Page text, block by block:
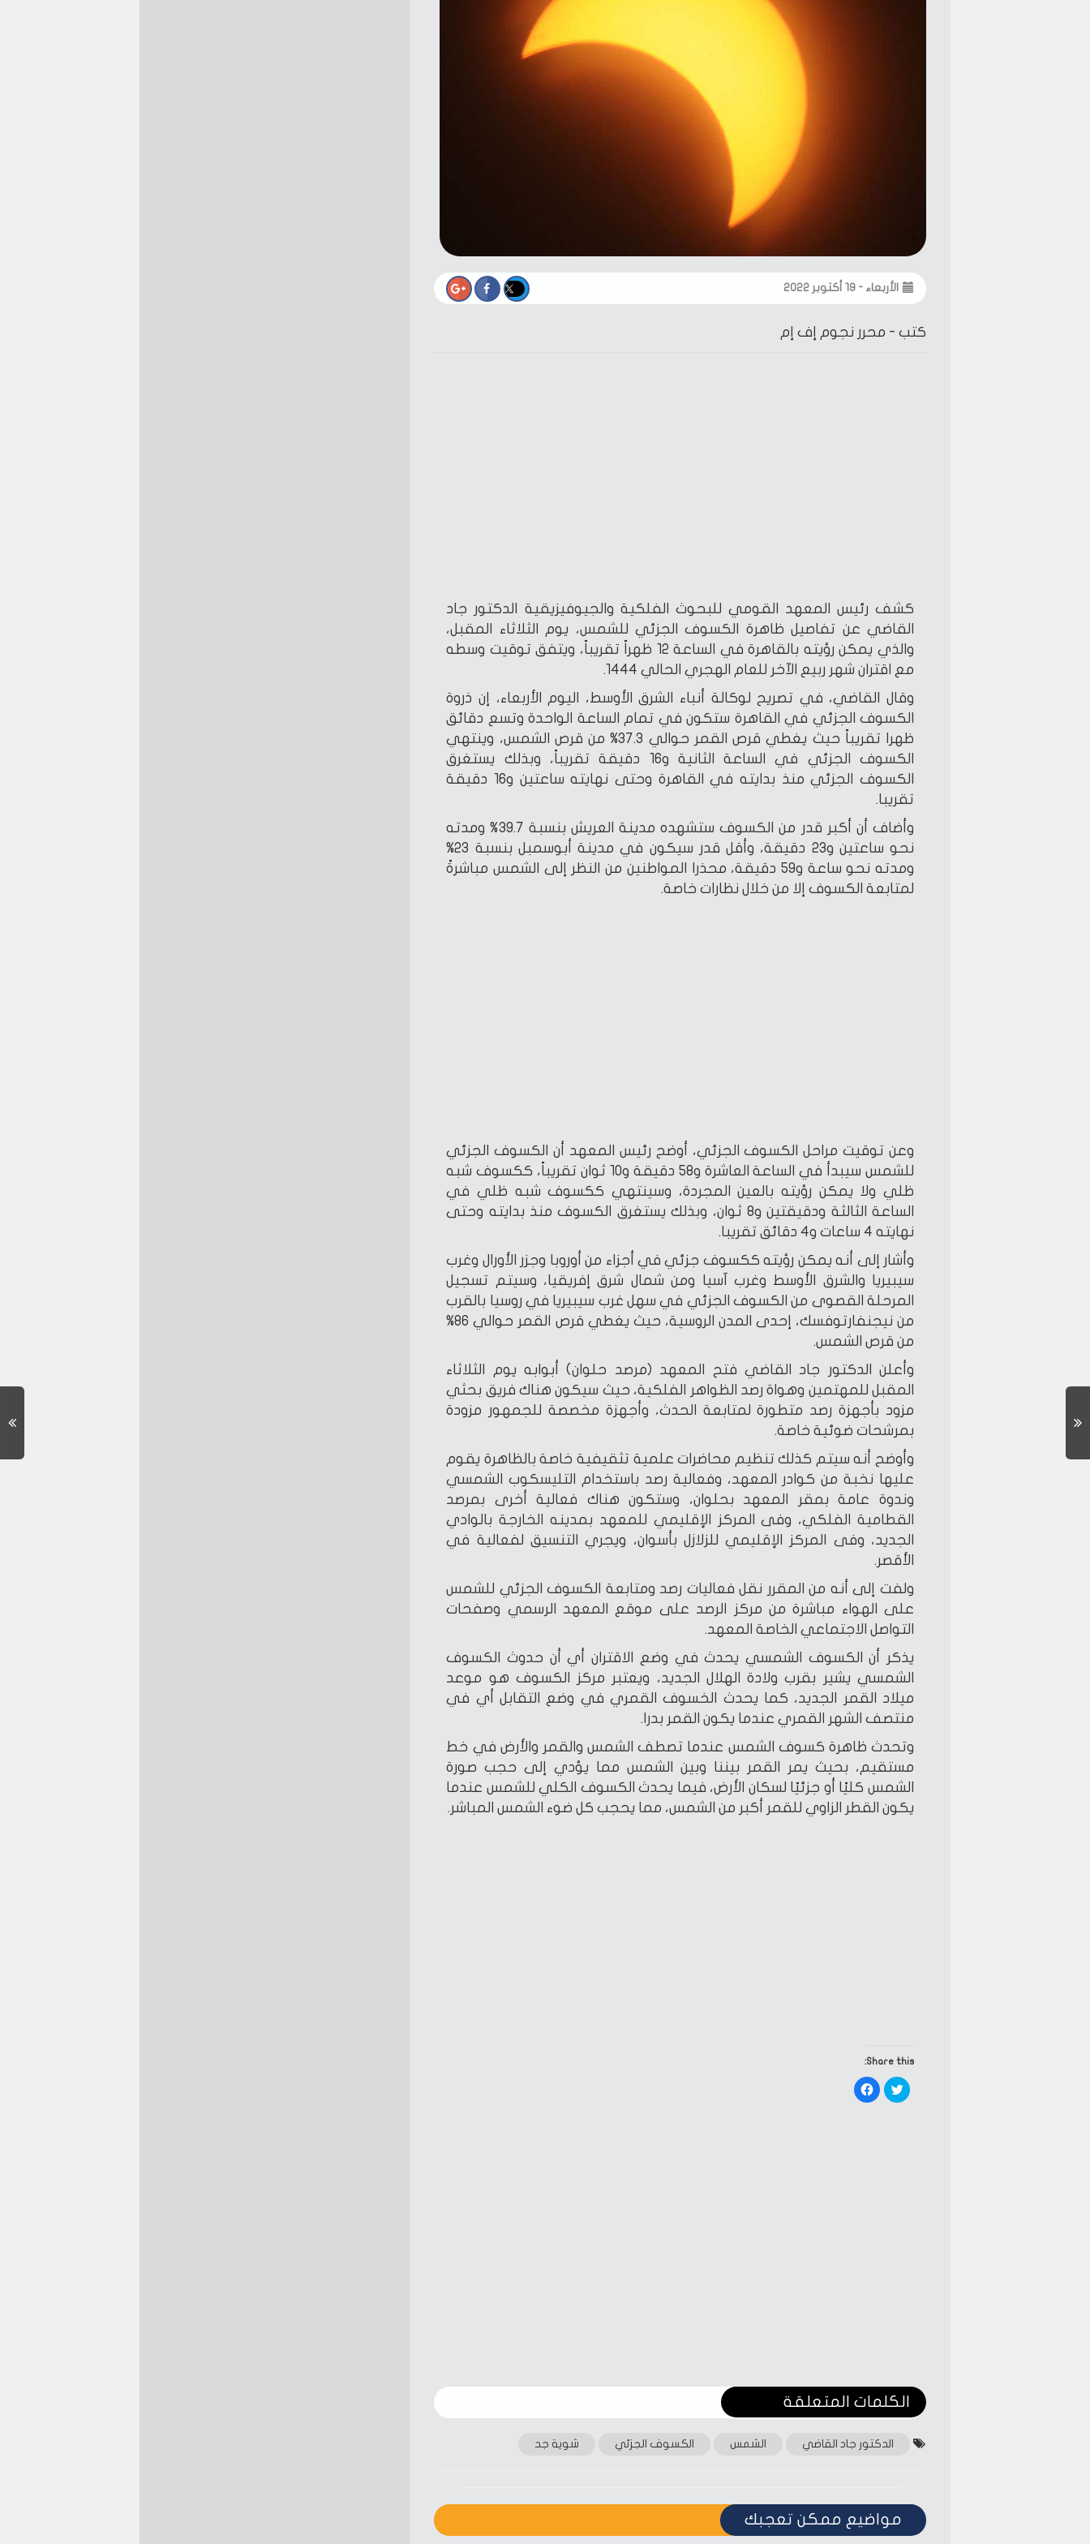
الأربعاء - ١٩ أكتوبر ٢٠٢٢
كتب - محرر نجوم إف إم
كشف رئيس المعهد القومي للبحوث الفلكية والجيوفيزيقية الدكتور جاد
القاضي عن تفاصيل ظاهرة الكسوف الجزئي للشمس، يوم الثلاثاء المقبل،
والذي يمكن رؤيته بالقاهرة في الساعة 12 ظهراً تقريباً، ويتفق توقيت وسطه
مع اقتران شهر ربيع الآخر للعام الهجري الحالي 1444.
وقال القاضي، في تصريح لوكالة أنباء الشرق الأوسط، اليوم الأربعاء، إن ذروة
الكسوف الجزئي في القاهرة ستكون في تمام الساعة الواحدة وتسع دقائق
ظهرا تقريباً حيث يغطي قرص القمر حوالي 37.3% من قرص الشمس، وينتهي
الكسوف الجزئي في الساعة الثانية و16 دقيقة تقريباً، وبذلك يستغرق
الكسوف الجزئي منذ بدايته في القاهرة وحتى نهايته ساعتين و16 دقيقة
تقريبا.
وأضاف أن أكبر قدر من الكسوف ستشهده مدينة العريش بنسبة 39.7% ومدته
نحو ساعتين و23 دقيقة، وأقل قدر سيكون في مدينة أبوسمبل بنسبة 23%
ومدته نحو ساعة و59 دقيقة، محذرا المواطنين من النظر إلى الشمس مباشرةً
لمتابعة الكسوف إلا من خلال نظارات خاصة.
وعن توقيت مراحل الكسوف الجزئي، أوضح رئيس المعهد أن الكسوف الجزئي
للشمس سيبدأ في الساعة العاشرة و58 دقيقة و10 ثوان تقريباً، ككسوف شبه
ظلي ولا يمكن رؤيته بالعين المجردة، وسينتهي ككسوف شبه ظلي في
الساعة الثالثة ودقيقتين و8 ثوان، وبذلك يستغرق الكسوف منذ بدايته وحتى
نهايته 4 ساعات و4 دقائق تقريبا.
وأشار إلى أنه يمكن رؤيته ككسوف جزئي في أجزاء من أوروبا وجزر الأورال وغرب
سيبيريا والشرق الأوسط وغرب آسيا ومن شمال شرق إفريقيا، وسيتم تسجيل
المرحلة القصوى من الكسوف الجزئي في سهل غرب سيبيريا في روسيا بالقرب
من نيجنفارتوفسك، إحدى المدن الروسية، حيث يغطي قرص القمر حوالي 86%
من قرص الشمس.
وأعلن الدكتور جاد القاضي فتح المعهد (مرصد حلوان) أبوابه يوم الثلاثاء
المقبل للمهتمين وهواة رصد الظواهر الفلكية، حيث سيكون هناك فريق بحثي
مزود بأجهزة رصد متطورة لمتابعة الحدث، وأجهزة مخصصة للجمهور مزودة
بمرشحات ضوئية خاصة.
وأوضح أنه سيتم كذلك تنظيم محاضرات علمية تثقيفية خاصة بالظاهرة يقوم
عليها نخبة من كوادر المعهد، وفعالية رصد باستخدام التليسكوب الشمسي
وندوة عامة بمقر المعهد بحلوان، وستكون هناك فعالية أخرى بمرصد
القطامية الفلكي، وفى المركز الإقليمي للمعهد بمدينه الخارجة بالوادي
الجديد، وفى المركز الإقليمي للزلازل بأسوان، ويجري التنسيق لفعالية في
الأقصر.
ولفت إلى أنه من المقرر نقل فعاليات رصد ومتابعة الكسوف الجزئي للشمس
على الهواء مباشرة من مركز الرصد على موقع المعهد الرسمي وصفحات
التواصل الاجتماعي الخاصة المعهد.
يذكر أن الكسوف الشمسي يحدث في وضع الاقتران أي أن حدوث الكسوف
الشمسي يشير بقرب ولادة الهلال الجديد، ويعتبر مركز الكسوف هو موعد
ميلاد القمر الجديد، كما يحدث الخسوف القمري في وضع التقابل أي في
منتصف الشهر القمري عندما يكون القمر بدرا.
وتحدث ظاهرة كسوف الشمس عندما تصطف الشمس والقمر والأرض في خط
مستقيم، بحيث يمر القمر بيننا وبين الشمس مما يؤدي إلى حجب صورة
الشمس كليًا أو جزئيًا لسكان الأرض، فيما يحدث الكسوف الكلي للشمس عندما
يكون القطر الزاوي للقمر أكبر من الشمس، مما يحجب كل ضوء الشمس المباشر.
Share this:
Click
to
share
Click
to
الكلمات المتعلقة‎
الدكتور جاد القاضي الشمس الكسوف الجزئي شوية جد
مواضيع ممكن تعجبك